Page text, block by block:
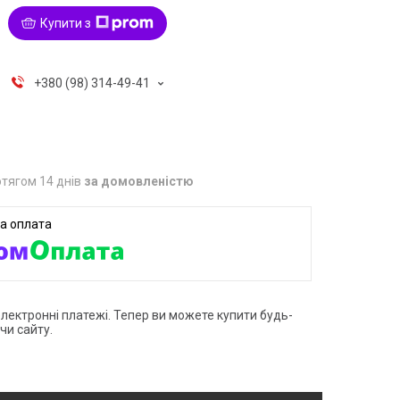
Купити з
+380 (98) 314-49-41
14 днів за домовленістю
платежі. Тепер ви можете купити будь-
сайту.